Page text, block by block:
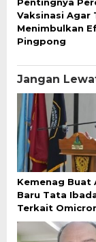
Vaksinasi Agar
Menimbulkan
Pingpong
Jangan
Kemenag Buat
Baru Tata
Terkait